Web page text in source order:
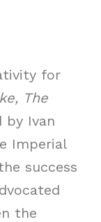
for
The
by Ivan
Imperial
success
the